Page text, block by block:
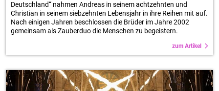
Deutschland“ nahmen Andreas in seinem achtzehnten und
Christian in seinem siebzehnten Lebensjahr in ihre Reihen mit auf.
Nach einigen Jahren beschlossen die Brüder im Jahre 2002
gemeinsam als Zauberduo die Menschen zu begeistern.
zum Artikel